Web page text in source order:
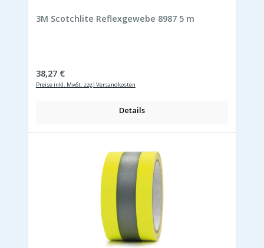
3M Scotchlite Reflexgewebe 8987 5 m
Regulärer Preis:
38,27 €
Preise inkl. MwSt. zzgl Versandkosten
Details